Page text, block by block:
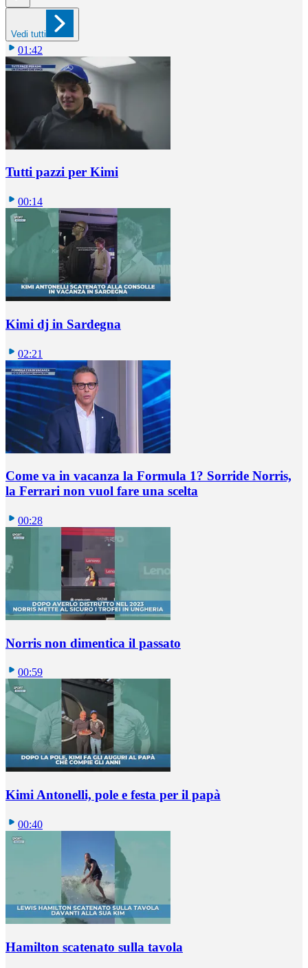
Vedi tutti
01:42
Tutti pazzi per Kimi
00:14
Kimi dj in Sardegna
02:21
Come va in vacanza la Formula 1? Sorride Norris,
la Ferrari non vuol fare una scelta
00:28
Norris non dimentica il passato
00:59
Kimi Antonelli, pole e festa per il papà
00:40
Hamilton scatenato sulla tavola